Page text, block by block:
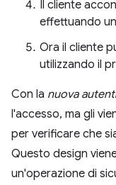
Il cliente
effettuando
Ora il cliente
utilizzando il
Con la nuova
l'accesso, ma gli
per verificare che
Questo design
un'operazione di